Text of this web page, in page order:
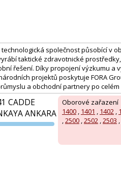
technologická společnost působící v
taktické zdravotnické
řešení. Díky propojení výzkumu a
projektů poskytuje FORA
a obchodní partnery po celém
Oborové zařazení
1400 , 1401 , 1402 ,
,2500 ,2502 ,2503 ,
CADDE
ANKARA
PVA EXPO